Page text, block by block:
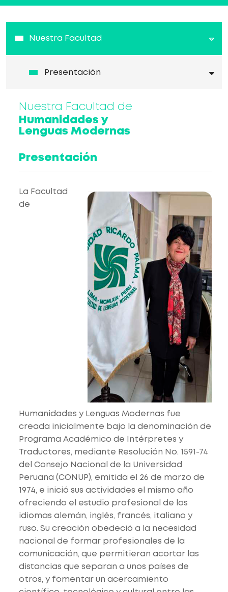
Nuestra Facultad
Presentación
Nuestra Facultad de
Humanidades y
Lenguas Modernas
Presentación
La Facultad
de
Humanidades y Lenguas Modernas fue
creada inicialmente bajo la denominación de
Programa Académico de Intérpretes y
Traductores, mediante Resolución No. 1591-74
del Consejo Nacional de la Universidad
Peruana (CONUP), emitida el 26 de marzo de
1974, e inició sus actividades el mismo año
ofreciendo el estudio profesional de los
idiomas alemán, inglés, francés, italiano y
ruso. Su creación obedeció a la necesidad
nacional de formar profesionales de la
comunicación, que permitieran acortar las
distancias que separan a unos países de
otros, y fomentar un acercamiento